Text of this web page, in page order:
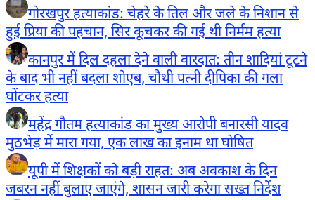
गोरखपुर हत्याकांड: चेहरे के तिल और जले के निशान से
हुई प्रिया की पहचान, सिर कूचकर की गई थी निर्मम हत्या
कानपुर में दिल दहला देने वाली वारदात: तीन शादियां टूटने
के बाद भी नहीं बदला शोएब, चौथी पत्नी दीपिका की गला
घोंटकर हत्या
महेंद्र गौतम हत्याकांड का मुख्य आरोपी बनारसी यादव
मुठभेड़ में मारा गया, एक लाख का इनाम था घोषित
यूपी में शिक्षकों को बड़ी राहत: अब अवकाश के दिन
जबरन नहीं बुलाए जाएंगे, शासन जारी करेगा सख्त निर्देश